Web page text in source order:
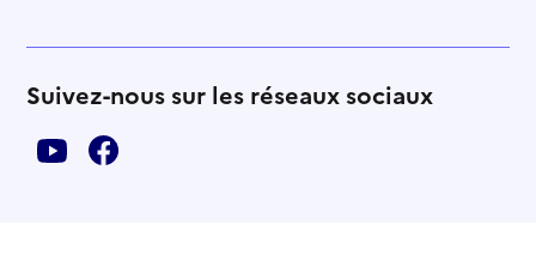
Suivez-nous sur les réseaux sociaux